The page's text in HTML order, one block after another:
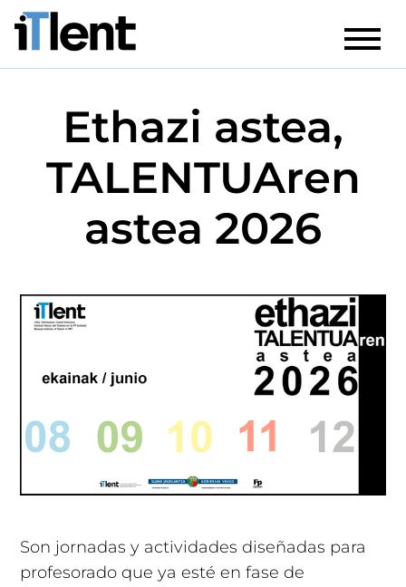
Ethazi astea,
TALENTUAren
astea 2026
Son jornadas y actividades diseñadas para
profesorado que ya esté en fase de